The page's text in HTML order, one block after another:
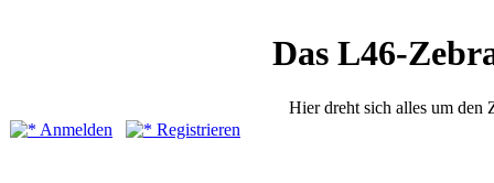
Das L46-
Hier dreht sich alles um den
Anmelden
Registrieren